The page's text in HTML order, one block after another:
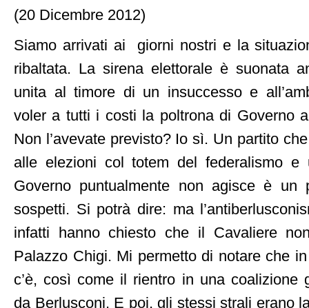
(20 Dicembre 2012)
Siamo arrivati ai giorni nostri e la
ribaltata. La sirena elettorale è suonata
unita al timore di un insuccesso e
voler a tutti i costi la poltrona di Governo
Non l’avevate previsto? Io sì. Un partito
alle elezioni col totem del federalismo e
Governo puntualmente non agisce è un
sospetti. Si potrà dire: ma
infatti hanno chiesto che il Cavaliere
Palazzo Chigi. Mi permetto di notare che
c’è, così come il rientro in una coalizione
da Berlusconi. E poi, gli stessi strali erano